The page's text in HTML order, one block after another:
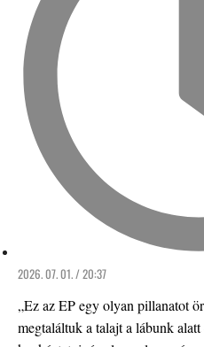
2026. 07. 01. / 20:37
„Ez az EP egy olyan pillanatot
megtaláltuk a talajt a lábunk